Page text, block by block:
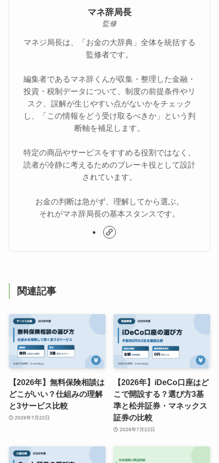
マネ辞局長
監修
マネジ局長は、「お金の大辞典」全体を統括する
監修者です。
編集者であるマネ辞くんが収集・整理した金融・
投資・税制データについて、制度の前提条件やリ
スク、誤解が生じやすい点がないかをチェック
し、「この情報をどう受け取るべきか」という判
断軸を補足します。
特定の商品やサービスをすすめる役割ではなく、
読者が冷静に考えるためのブレーキ役として設計
されています。
お金の判断は急がず、理解してから選ぶ。
それがマネ辞局長の基本スタンスです。
関連記事
【2026年】無料保険相談は
どこがいい？仕組みの理解
と3サービス比較
2026年7月22日
【2026年】iDeCo口座はど
こで開設する？選び方3基
準と松井証券・マネックス
証券の比較
2026年7月22日